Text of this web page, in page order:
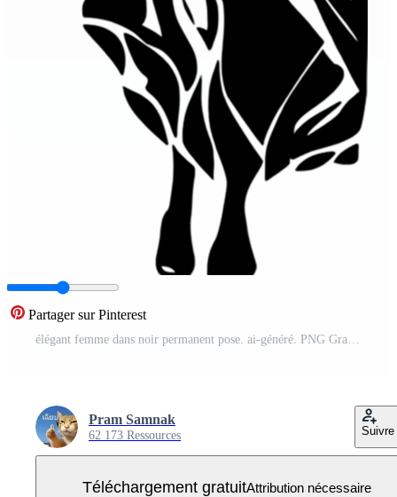
Partager sur Pinterest
élégant femme dans noir permanent pose. ai-généré. PNG Gratuit
Pram Samnak
62 173 Ressources Suivre
Téléchargement gratuitAttribution nécessaire